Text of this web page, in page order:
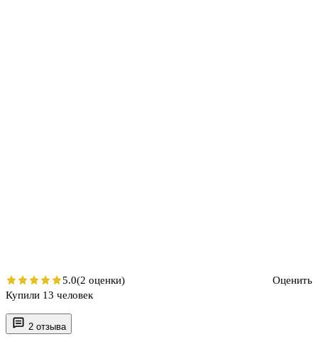
2 отзыва
5.0(2 оценки)
Оценить
Купили 13 человек